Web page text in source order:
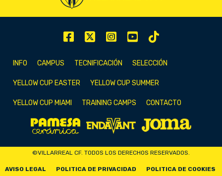
INFO CAMPUS TECNIFICACIÓN SELECCIÓN
YELLOW CUP EASTER YELLOW CUP SUMMER
YELLOW CUP MIAMI TRAINING CAMPS CONTACTO
©VILLARREAL CF. TODOS LOS DERECHOS RESERVADOS.
AVISO LEGAL POLITICA DE PRIVACIDAD POLITICA DE COOKIES